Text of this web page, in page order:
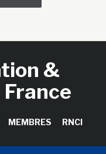
&
France
MEMBRES
RNCI